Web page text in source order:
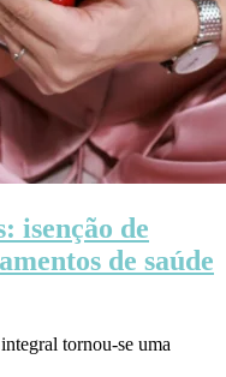
isenção de
de saúde
tornou-se uma